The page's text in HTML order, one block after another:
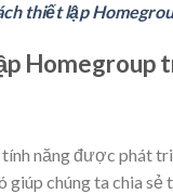
thiết lập
Homegroup
năng được phát
giúp chúng ta chia sẻ